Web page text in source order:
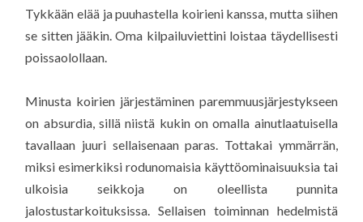
Tykkään elää ja puuhastella koirieni kanssa, mutta siihen
se sitten jääkin. Oma kilpailuviettini loistaa täydellisesti
poissaolollaan.
Minusta koirien järjestäminen paremmuusjärjestykseen
on absurdia, sillä niistä kukin on omalla ainutlaatuisella
tavallaan juuri sellaisenaan paras. Tottakai ymmärrän,
miksi esimerkiksi rodunomaisia käyttöominaisuuksia tai
ulkoisia seikkoja on oleellista punnita
jalostustarkoituksissa. Sellaisen toiminnan hedelmistä